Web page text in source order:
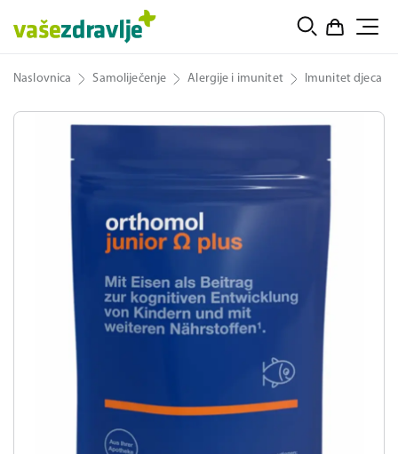
Naslovnica Samoliječenje Alergije i imunitet Imunitet djeca